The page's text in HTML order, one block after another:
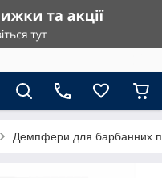
Демпфери для барбанних